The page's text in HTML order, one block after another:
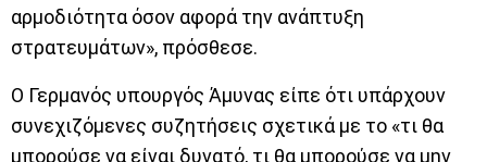
αρμοδιότητα όσον αφορά την ανάπτυξη
στρατευμάτων», πρόσθεσε.
Ο Γερμανός υπουργός Άμυνας είπε ότι υπάρχουν
συνεχιζόμενες συζητήσεις σχετικά με το «τι θα
μπορούσε να είναι δυνατό, τι θα μπορούσε να μην